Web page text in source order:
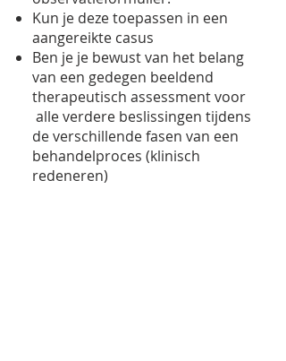
Kun je deze toepassen in een
aangereikte casus
Ben je je bewust van het belang
van een gedegen beeldend
therapeutisch assessment voor
alle verdere beslissingen tijdens
de verschillende fasen van een
behandelproces (klinisch
redeneren)